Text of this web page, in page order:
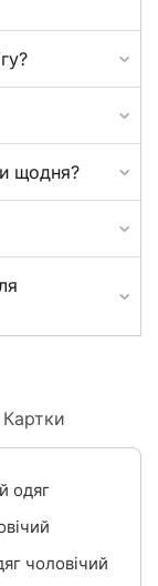
щодня?
одяг
чоловічий